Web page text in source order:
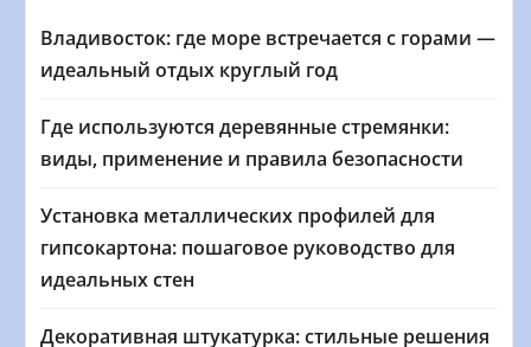
Владивосток: где море встречается с горами —
идеальный отдых круглый год
Где используются деревянные стремянки:
виды, применение и правила безопасности
Установка металлических профилей для
гипсокартона: пошаговое руководство для
идеальных стен
Декоративная штукатурка: стильные решения